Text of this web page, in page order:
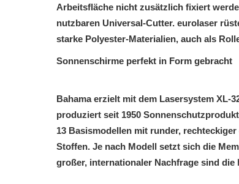
Arbeitsfläche nicht zusätzlich fixiert
nutzbaren Universal-Cutter. eurolaser
starke Polyester-Materialien, auch als
Sonnenschirme perfekt in Form gebracht
Bahama erzielt mit dem Lasersystem XL-
produziert seit 1950
13 Basismodellen mit runder,
Stoffen. Je nach Modell setzt sich die
großer, internationaler Nachfrage sind